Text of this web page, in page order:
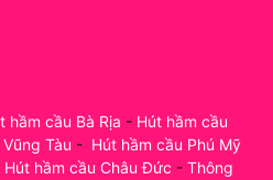
hầm cầu Bà Rịa - Hút hầm cầu
Tàu - Hút hầm cầu Phú Mỹ
Hút hầm cầu Châu Đức - Thông